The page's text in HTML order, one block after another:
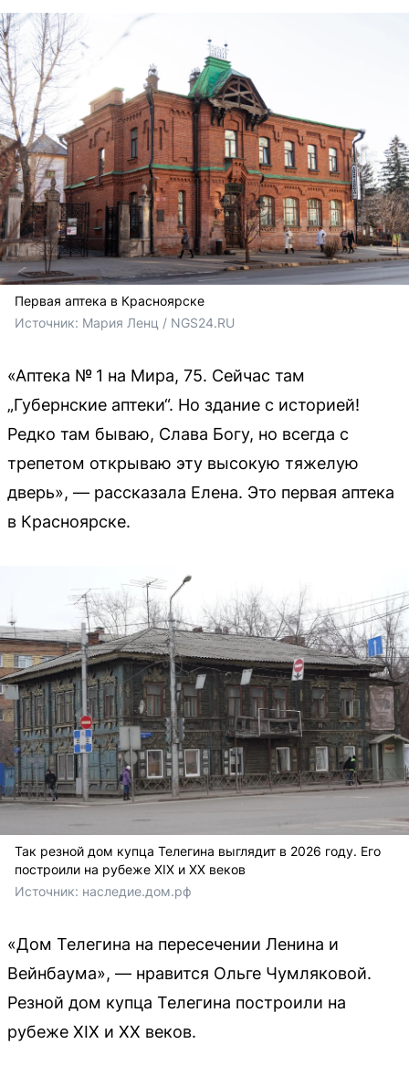
Первая аптека в Красноярске
Источник: Мария Ленц / NGS24.RU
«Аптека № 1 на Мира, 75. Сейчас там
„Губернские аптеки“. Но здание с историей!
Редко там бываю, Слава Богу, но всегда с
трепетом открываю эту высокую тяжелую
дверь», — рассказала Елена. Это первая аптека
в Красноярске.
Так резной дом купца Телегина выглядит в 2026 году. Его
построили на рубеже XIX и XX веков
Источник: наследие.дом.рф
«Дом Телегина на пересечении Ленина и
Вейнбаума», — нравится Ольге Чумляковой.
Резной дом купца Телегина построили на
рубеже XIX и XX веков.